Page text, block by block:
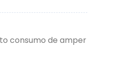
consumo de amper